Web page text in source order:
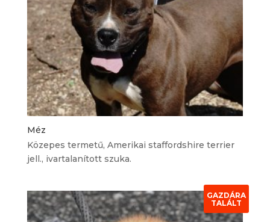
Méz
Közepes termetű, Amerikai staffordshire terrier
jell., ivartalanított szuka.
GAZDÁRA
TALÁLT